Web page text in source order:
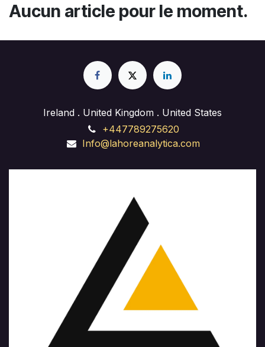
Aucun article pour le moment.
Ireland . United Kingdom . United States
+447789275620
Info@lahoreanalytica.com